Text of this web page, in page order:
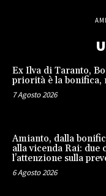
Ex Ilva di Taranto,
priorità è la bonifica,
7 Agosto 2026
Amianto, dalla
alla vicenda Rai: due
l’attenzione sulla
6 Agosto 2026